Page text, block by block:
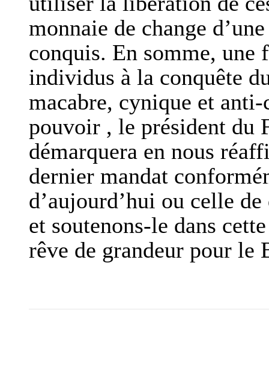
monnaie de change
conquis. En somme, une
individus à la conquête
macabre, cynique et
pouvoir , le président du
démarquera en nous
dernier mandat
d’aujourd’hui ou celle
et soutenons-le dans
rêve de grandeur pour